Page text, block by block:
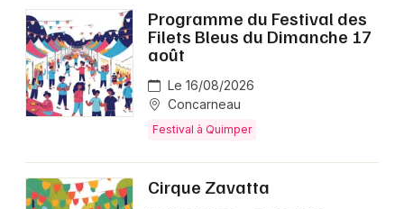
Programme du Festival des
Filets Bleus du Dimanche 17
août
Le 16/08/2026
Concarneau
Festival à Quimper
Cirque Zavatta